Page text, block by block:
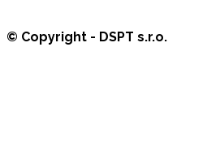
© Copyright - DSPT s.r.o.